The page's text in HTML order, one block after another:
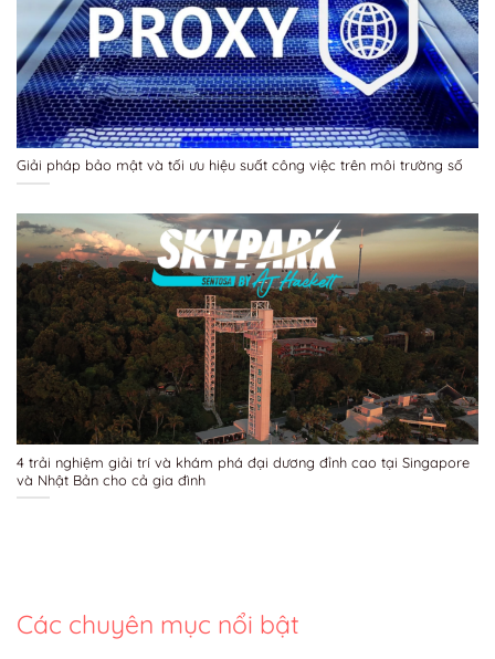
Giải pháp bảo mật và tối ưu hiệu suất công việc trên môi trường số
4 trải nghiệm giải trí và khám phá đại dương đỉnh cao tại Singapore
và Nhật Bản cho cả gia đình
Các chuyên mục nổi bật